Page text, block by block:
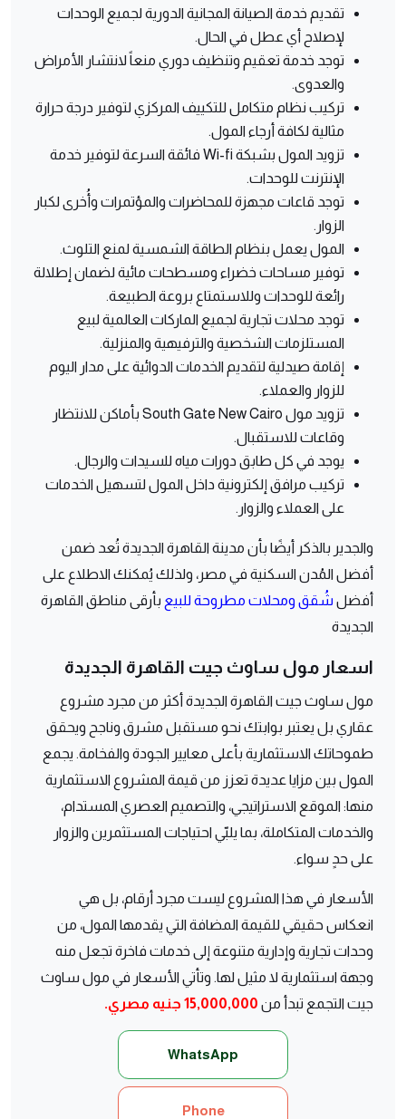
تقديم خدمة الصيانة المجانية الدورية لجميع الوحدات
لإصلاح أي عطل في الحال.
توجد خدمة تعقيم وتنظيف دوري منعاً لانتشار الأمراض
والعدوى.
تركيب نظام متكامل للتكييف المركزي لتوفير درجة حرارة
مثالية لكافة أرجاء المول.
تزويد المول بشبكة Wi-fi فائقة السرعة لتوفير خدمة
الإنترنت للوحدات.
توجد قاعات مجهزة للمحاضرات والمؤتمرات وأُخرى لكبار
الزوار.
المول يعمل بنظام الطاقة الشمسية لمنع التلوث.
توفير مساحات خضراء ومسطحات مائية لضمان إطلالة
رائعة للوحدات وللاستمتاع بروعة الطبيعة.
توجد محلات تجارية لجميع الماركات العالمية لبيع
المستلزمات الشخصية والترفيهية والمنزلية.
إقامة صيدلية لتقديم الخدمات الدوائية على مدار اليوم
للزوار والعملاء.
تزويد مول South Gate New Cairo بأماكن للانتظار
وقاعات للاستقبال.
يوجد في كل طابق دورات مياه للسيدات والرجال.
تركيب مرافق إلكترونية داخل المول لتسهيل الخدمات
على العملاء والزوار.
والجدير بالذكر أيضًا بأن مدينة القاهرة الجديدة تُعد ضمن
أفضل المُدن السكنية في مصر، ولذلك يُمكنك الاطلاع على
أفضل شُقق ومحلات مطروحة للبيع بأرقى مناطق القاهرة
الجديدة
اسعار مول ساوث جيت القاهرة الجديدة
مول ساوث جيت القاهرة الجديدة أكثر من مجرد مشروع
عقاري بل يعتبر بوابتك نحو مستقبل مشرق وناجح ويحقق
طموحاتك الاستثمارية بأعلى معايير الجودة والفخامة. يجمع
المول بين مزايا عديدة تعزز من قيمة المشروع الاستثمارية
منها: الموقع الاستراتيجي، والتصميم العصري المستدام،
والخدمات المتكاملة، بما يلبّي احتياجات المستثمرين والزوار
على حدٍ سواء.
الأسعار في هذا المشروع ليست مجرد أرقام، بل هي
انعكاس حقيقي للقيمة المضافة التي يقدمها المول، من
وحدات تجارية وإدارية متنوعة إلى خدمات فاخرة تجعل منه
وجهة استثمارية لا مثيل لها. وتأتي الأسعار في مول ساوث
جيت التجمع تبدأ من
WhatsApp
Phone